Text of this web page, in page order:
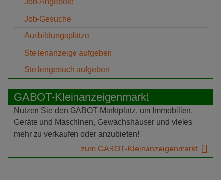
Job-Angebote
Job-Gesuche
Ausbildungsplätze
Stellenanzeige aufgeben
Stellengesuch aufgeben
GABOT-Kleinanzeigenmarkt
Nutzen Sie den GABOT-Marktplatz, um Immobilien,
Geräte und Maschinen, Gewächshäuser und vieles
mehr zu verkaufen oder anzubieten!
zum GABOT-Kleinanzeigenmarkt